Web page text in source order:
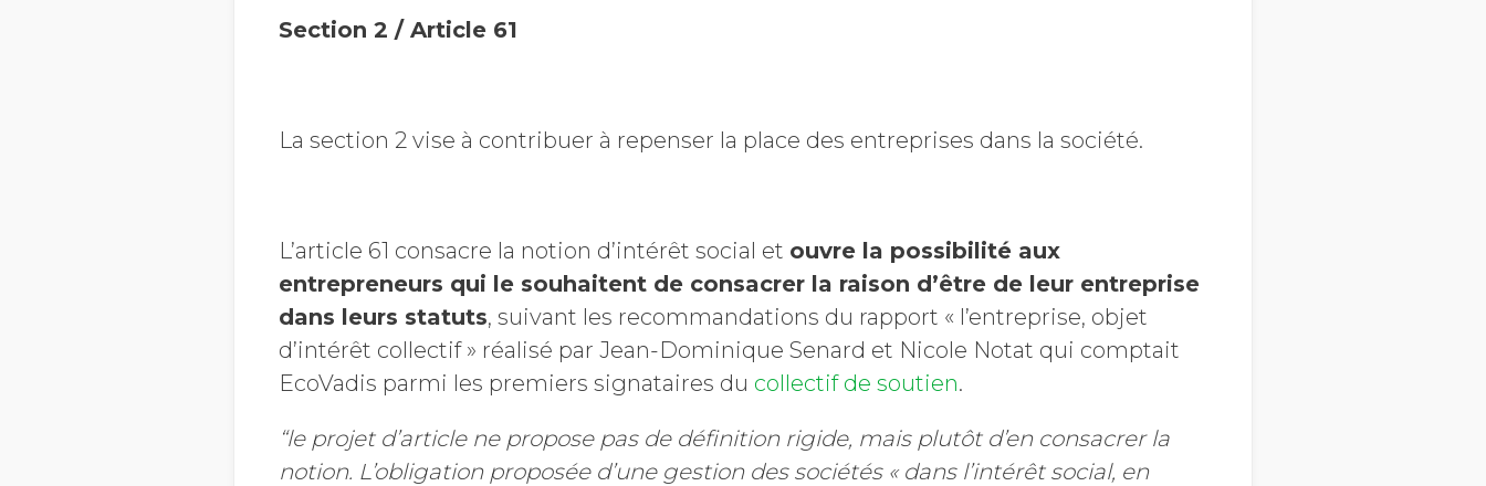
Section 2 / Article 61
La section 2 vise à contribuer à repenser la place des entreprises dans la société.
L’article 61 consacre la notion d’intérêt social et ouvre la possibilité aux
entrepreneurs qui le souhaitent de consacrer la raison d’être de leur entreprise
dans leurs statuts, suivant les recommandations du rapport « l’entreprise, objet
d’intérêt collectif » réalisé par Jean-Dominique Senard et Nicole Notat qui comptait
EcoVadis parmi les premiers signataires du collectif de soutien.
“le projet d’article ne propose pas de définition rigide, mais plutôt d’en consacrer la
notion. L’obligation proposée d’une gestion des sociétés « dans l’intérêt social, en